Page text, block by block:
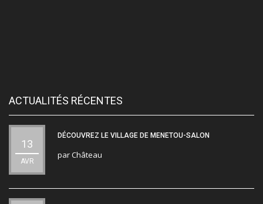
ACTUALITÉS RÉCENTES
13
AVR
DÉCOUVREZ LE VILLAGE DE MENETOU-SALON
parChâteau